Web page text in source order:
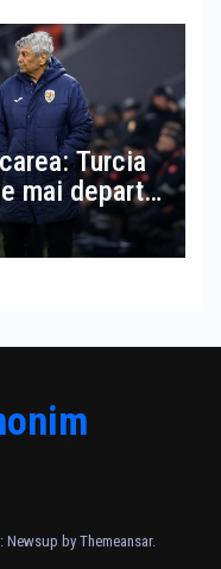
Turcia
mai departe
2026
Newsup by Themeansar.